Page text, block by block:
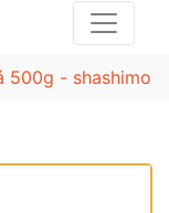
500g - shashimo